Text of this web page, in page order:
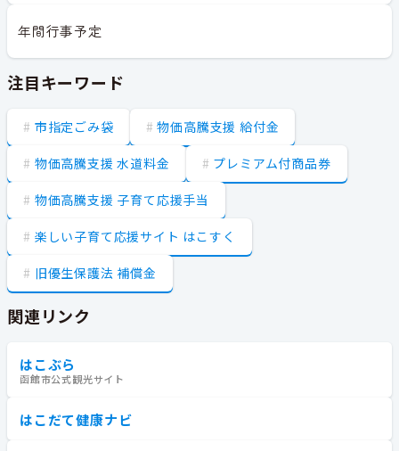
年間行事予定
注目キーワード
市指定ごみ袋 物価高騰支援 給付金
物価高騰支援 水道料金 プレミアム付商品券
物価高騰支援 子育て応援手当
楽しい子育て応援サイト はこすく
旧優生保護法 補償金
関連リンク
はこぶら
函館市公式観光サイト
はこだて健康ナビ